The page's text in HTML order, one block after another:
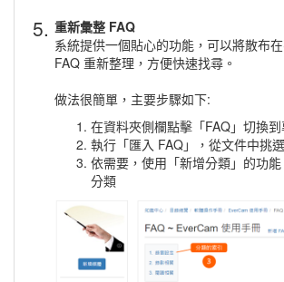
5. 重新彙整 FAQ
系統提供一個貼心的功能，可以將散布
FAQ 重新整理，方便快速找尋。
做法很簡單，主要步驟如下:
在資料夾側欄點擊「FAQ」切換到
執行「匯入 FAQ」，從文件中挑
依需要，使用「新增分類」的功
分類